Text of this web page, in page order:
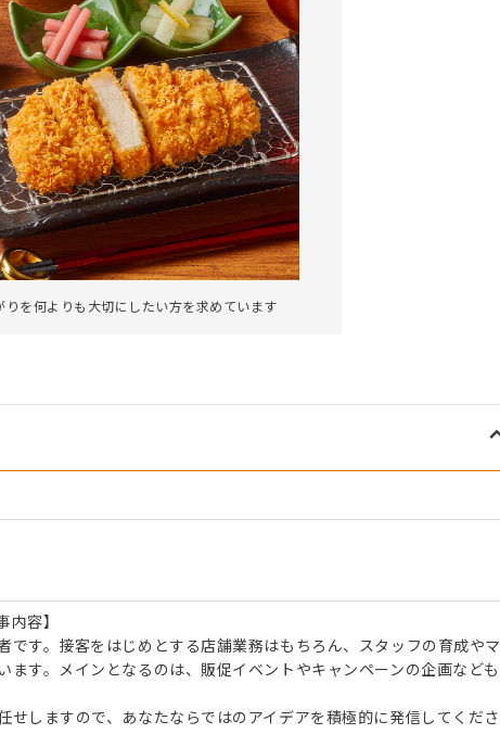
りを何よりも大切にしたい方を求めています
内容】
です。接客をはじめとする店舗業務はもちろん、スタッフの育成やマ
ます。メインとなるのは、販促イベントやキャンペーンの企画なども
せしますので、あなたならではのアイデアを積極的に発信してくださ